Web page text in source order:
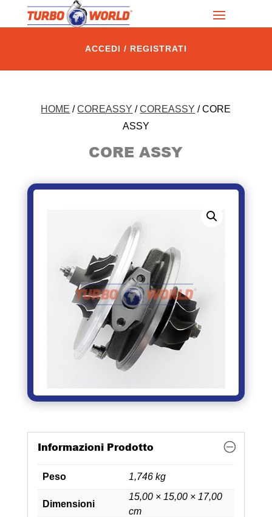
ACCEDI / REGISTRATI
HOME /COREASSY /COREASSY / CORE
ASSY
CORE ASSY
Informazioni Prodotto
Peso 1,746 kg
Dimensioni
15,00 × 15,00 × 17,00
cm